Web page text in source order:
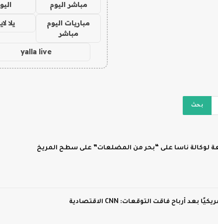
مباشر اليوم
مباريات اليوم
مباشر
يلا
yalla live
لوكالة ناسا على “بحر من المضلعات” على سطح المريخ